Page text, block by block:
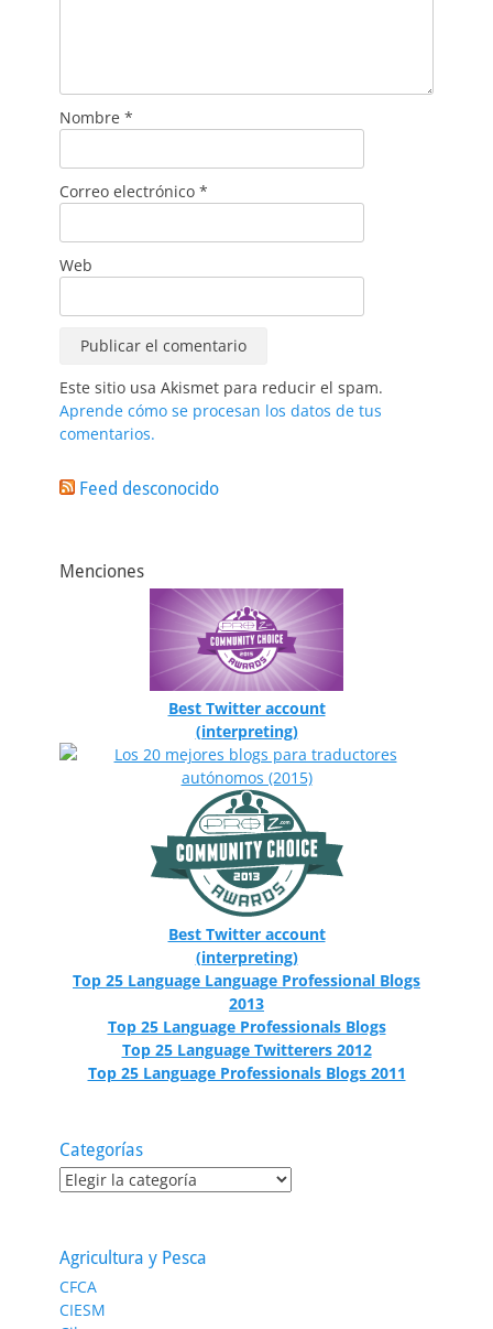
Nombre *
Correo electrónico *
Web
Este sitio usa Akismet para reducir el spam.
Aprende cómo se procesan los datos de tus
comentarios.
Feed desconocido
Menciones
Best Twitter account
(interpreting)
Best Twitter account
(interpreting)
Top 25 Language Language Professional Blogs
2013
Top 25 Language Professionals Blogs
Top 25 Language Twitterers 2012
Top 25 Language Professionals Blogs 2011
Categorías
Categorías
Agricultura y Pesca
CFCA
CIESM